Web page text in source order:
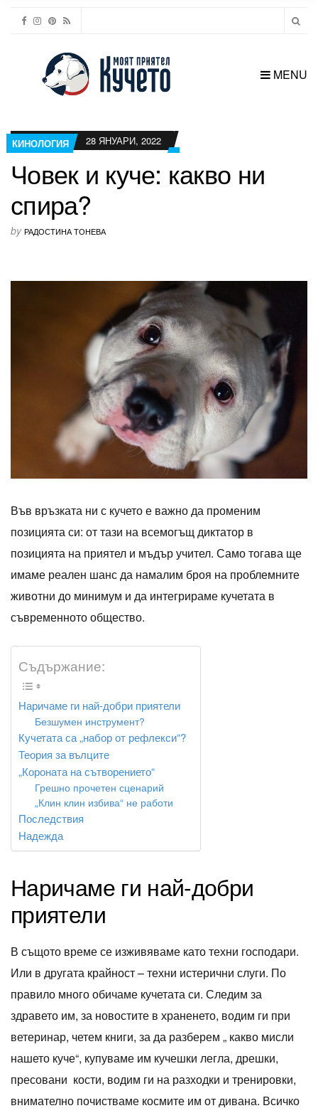
MENU
КИНОЛОГИЯ 28 ЯНУАРИ, 2022
Човек и куче: какво ни
спира?
by РАДОСТИНА ТОНЕВА
Във връзката ни с кучето е важно да променим
позицията си: от тази на всемогъщ диктатор в
позицията на приятел и мъдър учител. Само тогава ще
имаме реален шанс да намалим броя на проблемните
животни до минимум и да интегрираме кучетата в
съвременното общество.
Съдържание:
Наричаме ги най-добри приятели
Безшумен инструмент?
Кучетата са „набор от рефлекси“?
Теория за вълците
„Короната на сътворението“
Грешно прочетен сценарий
„Клин клин избива“ не работи
Последствия
Надежда
Наричаме ги най-добри
приятели
В същото време се изживяваме като техни господари.
Или в другата крайност – техни истерични слуги. По
правило много обичаме кучетата си. Следим за
здравето им, за новостите в храненето, водим ги при
ветеринар, четем книги, за да разберем „ какво мисли
нашето куче“, купуваме им кучешки легла, дрешки,
пресовани кости, водим ги на разходки и тренировки,
внимателно почистваме космите им от дивана. Всичко